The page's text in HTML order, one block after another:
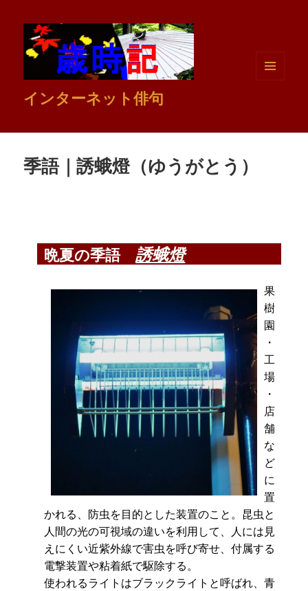
インターネット俳句
季語｜誘蛾燈（ゆうがとう）
晩夏の季語誘蛾燈
果
樹
園
・
工
場
・
店
舗
な
ど
に
置
かれる、防虫を目的とした装置のこと。昆虫と
人間の光の可視域の違いを利用して、人には見
えにくい近紫外線で害虫を呼び寄せ、付属する
電撃装置や粘着紙で駆除する。
使われるライトはブラックライトと呼ばれ、青